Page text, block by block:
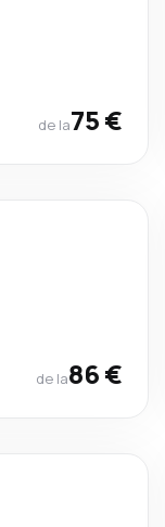
de la75 €
de la86 €